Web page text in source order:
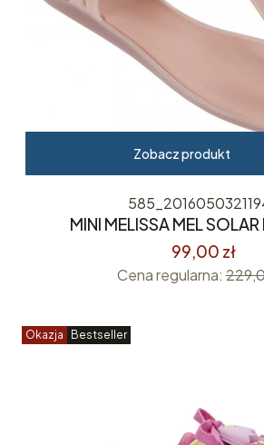
Zobacz produkt
MINI MELISSA MEL SOLAR
99,00 zł
Cena regularna:
Okazja Bestseller